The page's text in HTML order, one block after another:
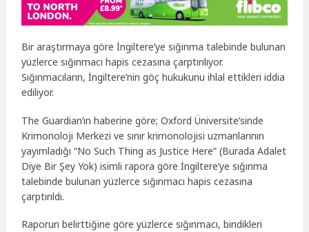
Bir araştırmaya göre İngiltere’ye sığınma talebinde bulunan
yüzlerce sığınmacı hapis cezasına çarptırılıyor.
Sığınmacıların, İngiltere’nin göç hukukunu ihlal ettikleri iddia
ediliyor.
The Guardian’ın haberine göre; Oxford Üniversite’sinde
Krimonoloji Merkezi ve sınır krimonolojisi uzmanlarının
yayımladığı “No Such Thing as Justice Here” (Burada Adalet
Diye Bir Şey Yok) isimli rapora göre İngiltere’ye sığınma
talebinde bulunan yüzlerce sığınmacı hapis cezasına
çarptırıldı.
Raporun belirttiğine göre yüzlerce sığınmacı, bindikleri